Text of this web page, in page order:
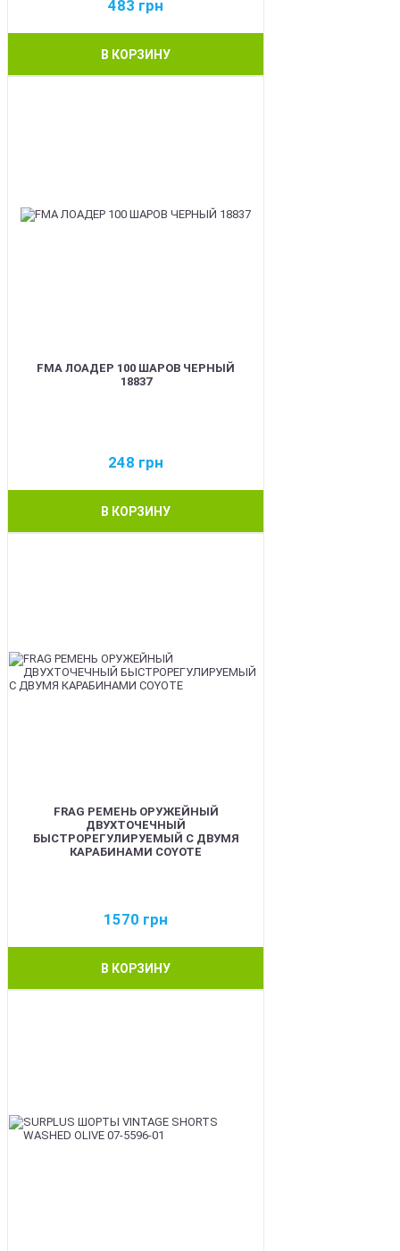
483 грн
В КОРЗИНУ
FMA ЛОАДЕР 100 ШАРОВ ЧЕРНЫЙ
18837
248 грн
В КОРЗИНУ
FRAG РЕМЕНЬ ОРУЖЕЙНЫЙ
ДВУХТОЧЕЧНЫЙ
БЫСТРОРЕГУЛИРУЕМЫЙ С ДВУМЯ
КАРАБИНАМИ COYOTE
1570 грн
В КОРЗИНУ